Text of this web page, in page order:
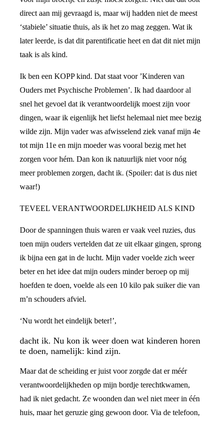
direct aan mij gevraagd is, maar wij hadden niet de meest
‘stabiele’ situatie thuis, als ik het zo mag zeggen. Wat ik
later leerde, is dat dit parentificatie heet en dat dit niet mijn
taak is als kind.
Ik ben een KOPP kind. Dat staat voor ’Kinderen van
Ouders met Psychische Problemen’. Ik had daardoor al
snel het gevoel dat ik verantwoordelijk moest zijn voor
dingen, waar ik eigenlijk het liefst helemaal niet mee bezig
wilde zijn. Mijn vader was afwisselend ziek vanaf mijn 4e
tot mijn 11e en mijn moeder was vooral bezig met het
zorgen voor hém. Dan kon ik natuurlijk niet voor nóg
meer problemen zorgen, dacht ik. (Spoiler: dat is dus niet
waar!)
TEVEEL VERANTWOORDELIJKHEID ALS KIND
Door de spanningen thuis waren er vaak veel ruzies, dus
toen mijn ouders vertelden dat ze uit elkaar gingen, sprong
ik bijna een gat in de lucht. Mijn vader voelde zich weer
beter en het idee dat mijn ouders minder beroep op mij
hoefden te doen, voelde als een 10 kilo pak suiker die van
m’n schouders afviel.
‘Nu wordt het eindelijk beter!’,
dacht ik. Nu kon ik weer doen wat kinderen horen
te doen, namelijk: kind zijn.
Maar dat de scheiding er juist voor zorgde dat er méér
verantwoordelijkheden op mijn bordje terechtkwamen,
had ik niet gedacht. Ze woonden dan wel niet meer in één
huis, maar het geruzie ging gewoon door. Via de telefoon,